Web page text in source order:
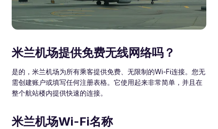
米兰机场提供免费无线网络吗？
是的，米兰机场为所有乘客提供免费、无限制的Wi-Fi连接。您无
需创建账户或填写任何注册表格。它使用起来非常简单，并且在
整个航站楼内提供快速的连接。
米兰机场Wi-Fi名称